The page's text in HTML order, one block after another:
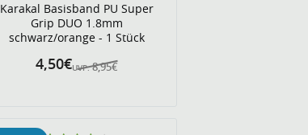
Karakal Basisband PU Super
Grip DUO 1.8mm
schwarz/orange - 1 Stück
UVP: 8,95€
4,50€